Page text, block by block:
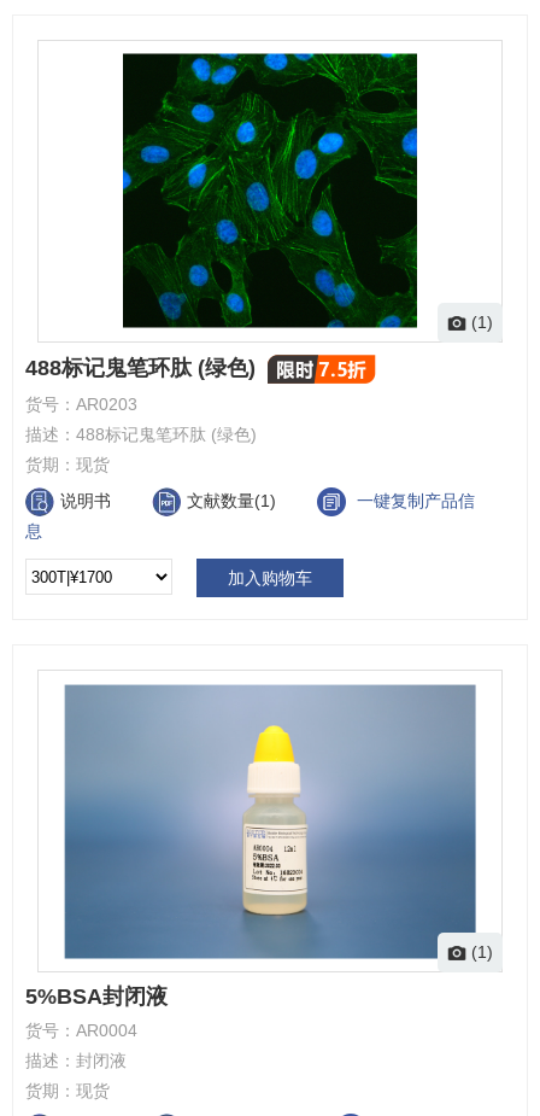
(1)
488标记鬼笔环肽 (绿色)
货号： AR0203
描述： 488标记鬼笔环肽 (绿色)
货期： 现货
说明书
文献数量(1)
一键复制产品信
息
加入购物车
(1)
5%BSA封闭液
货号： AR0004
描述： 封闭液
货期： 现货